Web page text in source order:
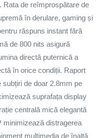
de reîmprospătare de
în derulare, gaming și
răspuns instant fără
de 800 nits asigură
directă puternică a
în orice condiții. Raport
de doar 2.8mm pe
suprafața display
centrală mică elegantă
minimizează distragerea
multimedia de înaltă